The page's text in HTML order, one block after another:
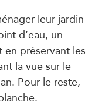
leur jardin
d’eau, un
préservant les
la vue sur le
Pour le reste,